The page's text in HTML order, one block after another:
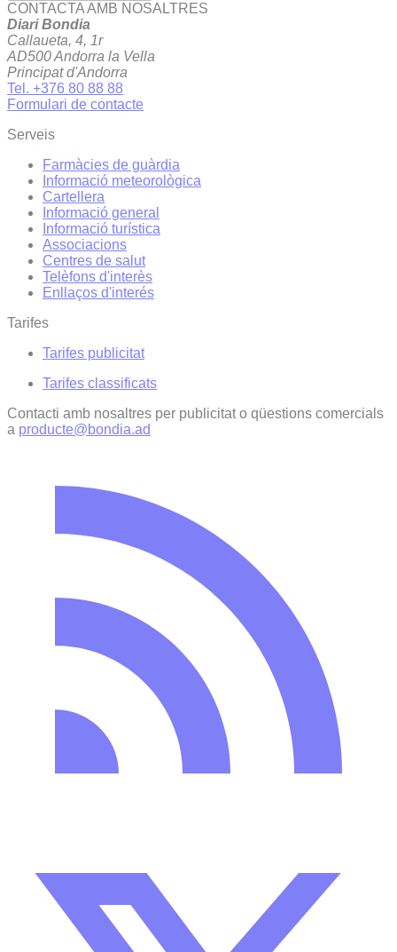
CONTACTA AMB NOSALTRES
Diari Bondia
Callaueta, 4, 1r
AD500 Andorra la Vella
Principat d'Andorra
Tel. +376 80 88 88
Formulari de contacte
Serveis
Farmàcies de guàrdia
Informació meteorològica
Cartellera
Informació general
Informació turística
Associacions
Centres de salut
Telèfons d'interès
Enllaços d'interés
Tarifes
Tarifes publicitat
Tarifes classificats
Contacti amb nosaltres per publicitat o qüestions comercials
a producte@bondia.ad